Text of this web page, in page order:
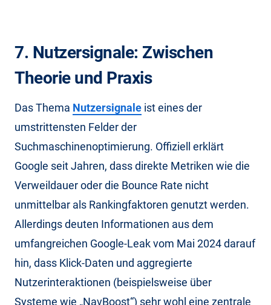
7. Nutzersignale: Zwischen
Theorie und Praxis
Das Thema Nutzersignale ist eines der
umstrittensten Felder der
Suchmaschinenoptimierung. Offiziell erklärt
Google seit Jahren, dass direkte Metriken wie die
Verweildauer oder die Bounce Rate nicht
unmittelbar als Rankingfaktoren genutzt werden.
Allerdings deuten Informationen aus dem
umfangreichen Google-Leak vom Mai 2024 darauf
hin, dass Klick-Daten und aggregierte
Nutzerinteraktionen (beispielsweise über
Systeme wie „NavBoost“) sehr wohl eine zentrale